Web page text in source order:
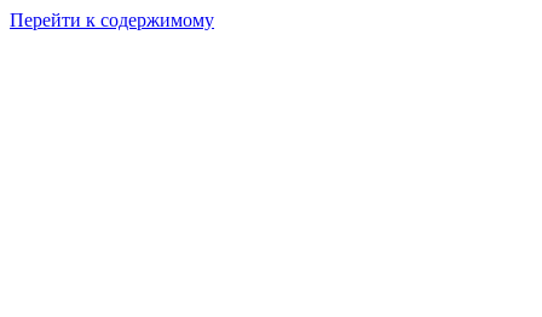
Перейти к содержимому